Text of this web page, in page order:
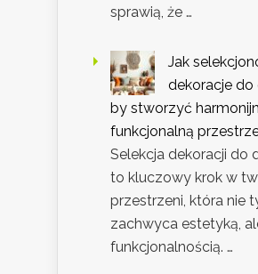
sprawią, że …
Jak
dekoracje do
by stworzyć
funkcjonalną
Selekcja dekoracji do
to kluczowy krok w
przestrzeni, która nie
zachwyca estetyką,
funkcjonalnością. …